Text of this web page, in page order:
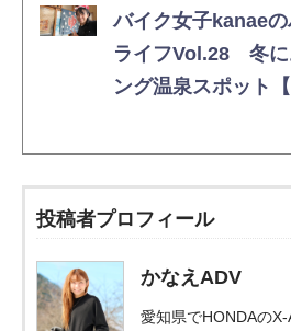
バイク女子kanae
ライフVol.28 冬に
ング温泉スポット
投稿者プロフィール
かなえADV
愛知県でHONDAの